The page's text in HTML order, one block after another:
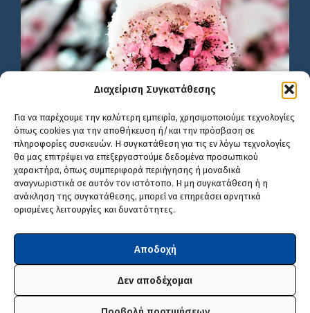
Διαχείριση Συγκατάθεσης
Για να παρέχουμε την καλύτερη εμπειρία, χρησιμοποιούμε τεχνολογίες
όπως cookies για την αποθήκευση ή/και την πρόσβαση σε
πληροφορίες συσκευών. Η συγκατάθεση για τις εν λόγω τεχνολογίες
θα μας επιτρέψει να επεξεργαστούμε δεδομένα προσωπικού
χαρακτήρα, όπως συμπεριφορά περιήγησης ή μοναδικά
αναγνωριστικά σε αυτόν τον ιστότοπο. Η μη συγκατάθεση ή η
ανάκληση της συγκατάθεσης, μπορεί να επηρεάσει αρνητικά
ορισμένες λειτουργίες και δυνατότητες.
Αποδοχή
Δεν αποδέχομαι